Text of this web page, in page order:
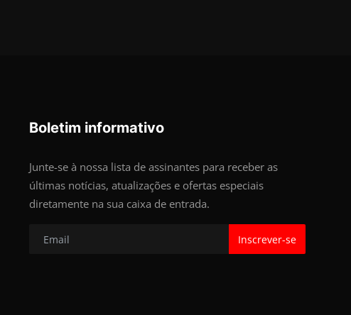
Boletim informativo
Junte-se à nossa lista de assinantes para receber as
últimas notícias, atualizações e ofertas especiais
diretamente na sua caixa de entrada.
Inscrever-se